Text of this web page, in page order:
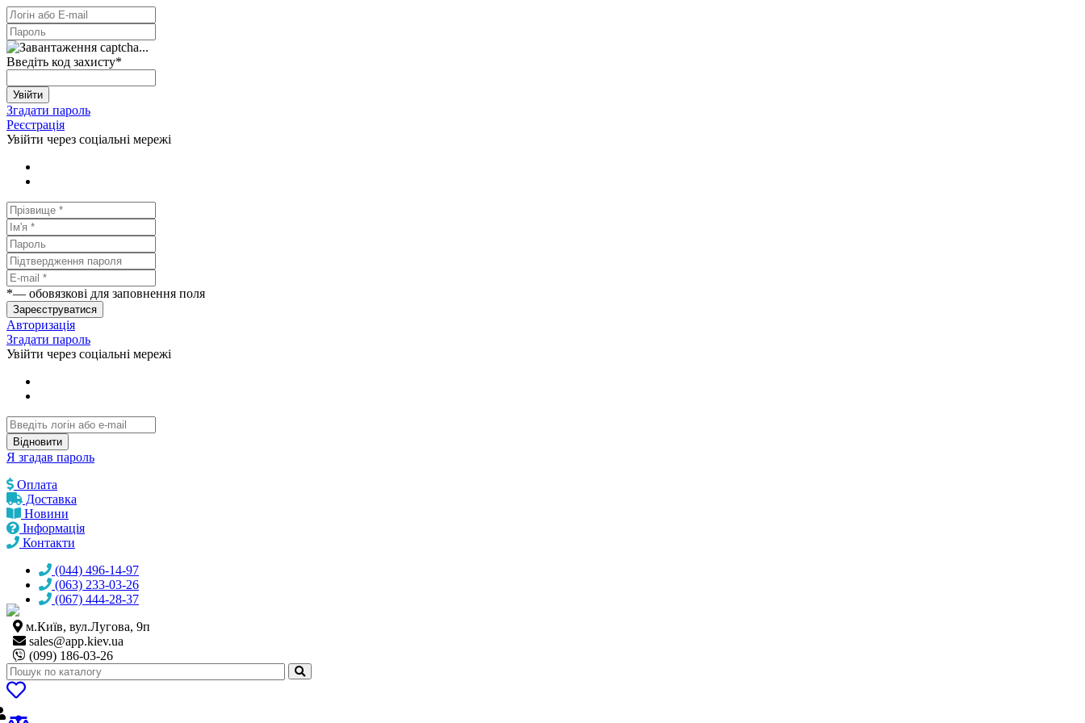
Введіть код захисту*
Увійти
Згадати пароль
Реєстрація
Увійти через соціальні мережі
*— обовязкові для заповнення поля
Зареєструватися
Авторизація
Згадати пароль
Увійти через соціальні мережі
Відновити
Я згадав пароль
Оплата
Доставка
Новини
Інформація
Контакти
(044) 496-14-97
(063) 233-03-26
(067) 444-28-37
м.Київ, вул.Лугова, 9п
sales@app.kiev.ua
(099) 186-03-26